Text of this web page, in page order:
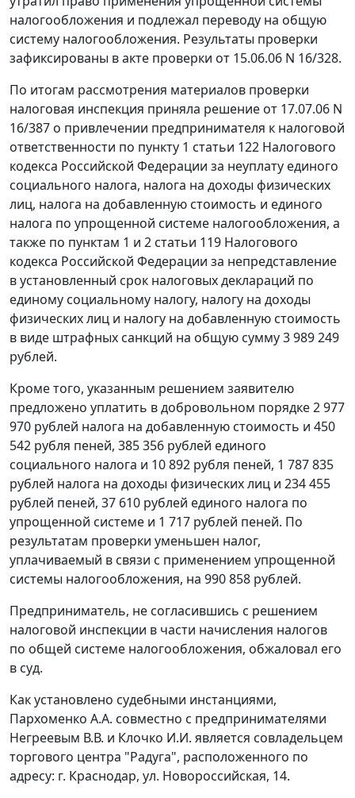
налогообложения и подлежал переводу на общую
систему налогообложения. Результаты проверки
зафиксированы в акте проверки от 15.06.06 N 16/328.
По итогам рассмотрения материалов проверки
налоговая инспекция приняла решение от 17.07.06 N
16/387 о привлечении предпринимателя к налоговой
ответственности по пункту 1 статьи 122 Налогового
кодекса Российской Федерации за неуплату единого
социального налога, налога на доходы физических
лиц, налога на добавленную стоимость и единого
налога по упрощенной системе налогообложения, а
также по пунктам 1 и 2 статьи 119 Налогового
кодекса Российской Федерации за непредставление
в установленный срок налоговых деклараций по
единому социальному налогу, налогу на доходы
физических лиц и налогу на добавленную стоимость
в виде штрафных санкций на общую сумму 3 989 249
рублей.
Кроме того, указанным решением заявителю
предложено уплатить в добровольном порядке 2 977
970 рублей налога на добавленную стоимость и 450
542 рубля пеней, 385 356 рублей единого
социального налога и 10 892 рубля пеней, 1 787 835
рублей налога на доходы физических лиц и 234 455
рублей пеней, 37 610 рублей единого налога по
упрощенной системе и 1 717 рублей пеней. По
результатам проверки уменьшен налог,
уплачиваемый в связи с применением упрощенной
системы налогообложения, на 990 858 рублей.
Предприниматель, не согласившись с решением
налоговой инспекции в части начисления налогов
по общей системе налогообложения, обжаловал его
в суд.
Как установлено судебными инстанциями,
Пархоменко А.А. совместно с предпринимателями
Негреевым В.В. и Клочко И.И. является совладельцем
торгового центра "Радуга", расположенного по
адресу: г. Краснодар, ул. Новороссийская, 14.